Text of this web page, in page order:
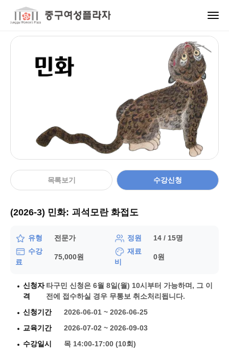
목록보기 수강신청
(2026-3) 민화: 괴석모란 화접도
유형 전문가 정원
14 / 15명
수강
료
75,000원
재료
비
0원
신청자
격
타구민 신청은 6월 8일(월) 10시부터 가능하며, 그 이
전에 접수하실 경우 무통보 취소처리됩니다.
신청기간
2026-06-01 ~ 2026-06-25
교육기간
2026-07-02 ~ 2026-09-03
수강일시
목 14:00-17:00 (10회)